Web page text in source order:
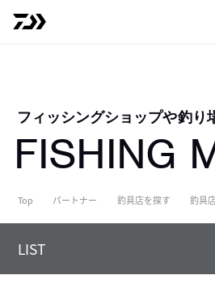
フィッシングショップや釣り
FISHING
Top パートナー 釣具店を探す 釣具
LIST